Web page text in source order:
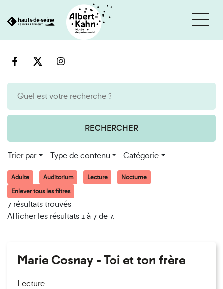
au
RECHERCHER
Trier par Type de contenu Catégorie
Adulte Auditorium Lecture
Nocturne
Enlever tous les filtres
7 résultats trouvés
Afficher les résultats 1 à 7 de 7.
Marie Cosnay - Toi et ton frère
Lecture
Cookies et traceurs utilisés sur ce site